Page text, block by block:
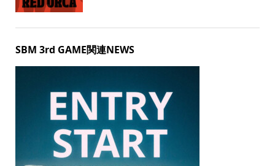
SBM 3rd GAME関連NEWS